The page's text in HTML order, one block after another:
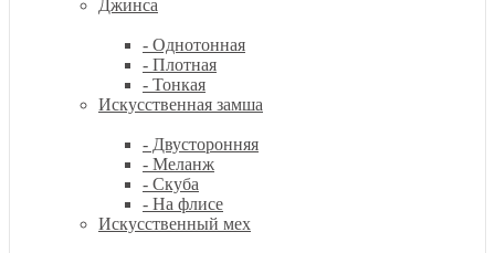
Джинса
- Однотонная
- Плотная
- Тонкая
Искусственная замша
- Двусторонняя
- Меланж
- Скуба
- На флисе
Искусственный мех